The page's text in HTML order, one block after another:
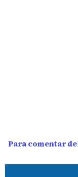
Para comentar